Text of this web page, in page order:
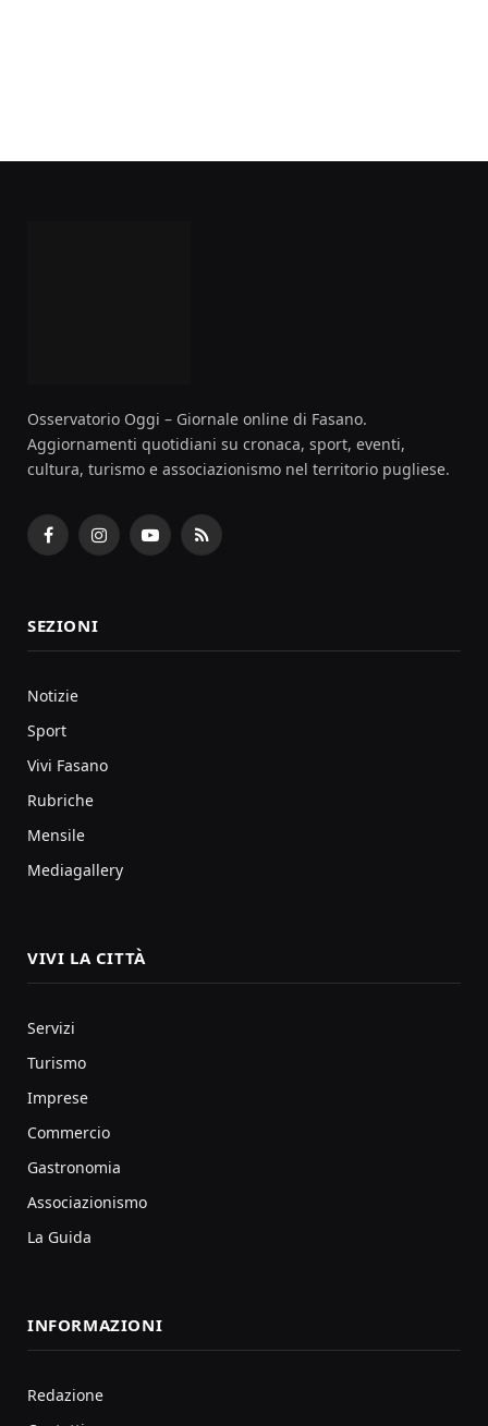
Osservatorio Oggi – Giornale online di Fasano.
Aggiornamenti quotidiani su cronaca, sport, eventi,
cultura, turismo e associazionismo nel territorio pugliese.
FacebookInstagramYouTubeRSS
SEZIONI
Notizie
Sport
Vivi Fasano
Rubriche
Mensile
Mediagallery
VIVI LA CITTÀ
Servizi
Turismo
Imprese
Commercio
Gastronomia
Associazionismo
La Guida
INFORMAZIONI
Redazione